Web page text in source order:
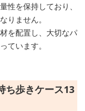
性を保持しており、
りません。
を配置し、大切なパ
ています。
ち歩きケース13